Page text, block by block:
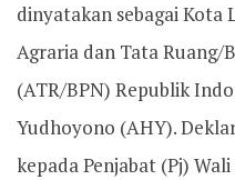
dinyatakan sebagai Kota
Agraria dan Tata Ruang/
(ATR/BPN) Republik
Yudhoyono (AHY).
kepada Penjabat (Pj)